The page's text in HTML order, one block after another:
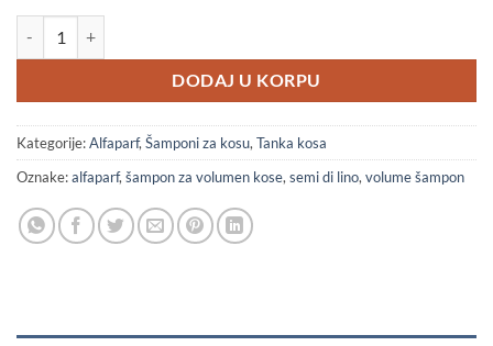
DODAJ U KORPU
Kategorije:Alfaparf, Šamponi za kosu, Tanka kosa
Oznake:alfaparf, šampon za volumen kose, semi di lino, volume šampon